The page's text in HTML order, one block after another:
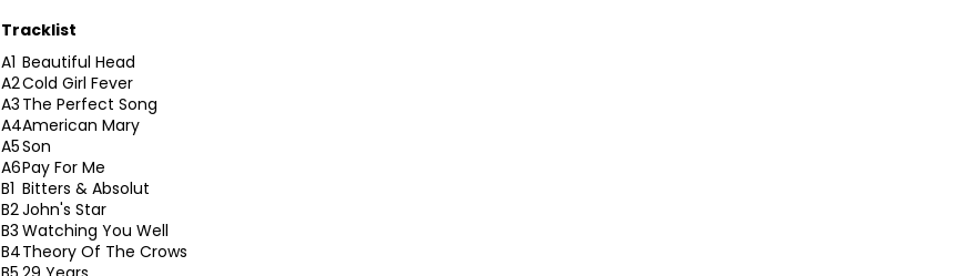
Tracklist
A1 Beautiful Head
A2Cold Girl Fever
A3 The Perfect Song
A4American Mary
A5Son
A6Pay For Me
B1 Bitters & Absolut
B2John's Star
B3 Watching You Well
B4Theory Of The Crows